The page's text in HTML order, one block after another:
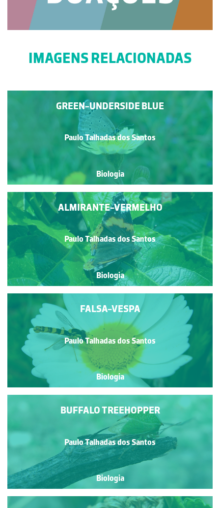
IMAGENS RELACIONADAS
GREEN-UNDERSIDE BLUE
Paulo Talhadas dos Santos
Biologia
ALMIRANTE-VERMELHO
Paulo Talhadas dos Santos
Biologia
FALSA-VESPA
Paulo Talhadas dos Santos
Biologia
BUFFALO TREEHOPPER
Paulo Talhadas dos Santos
Biologia